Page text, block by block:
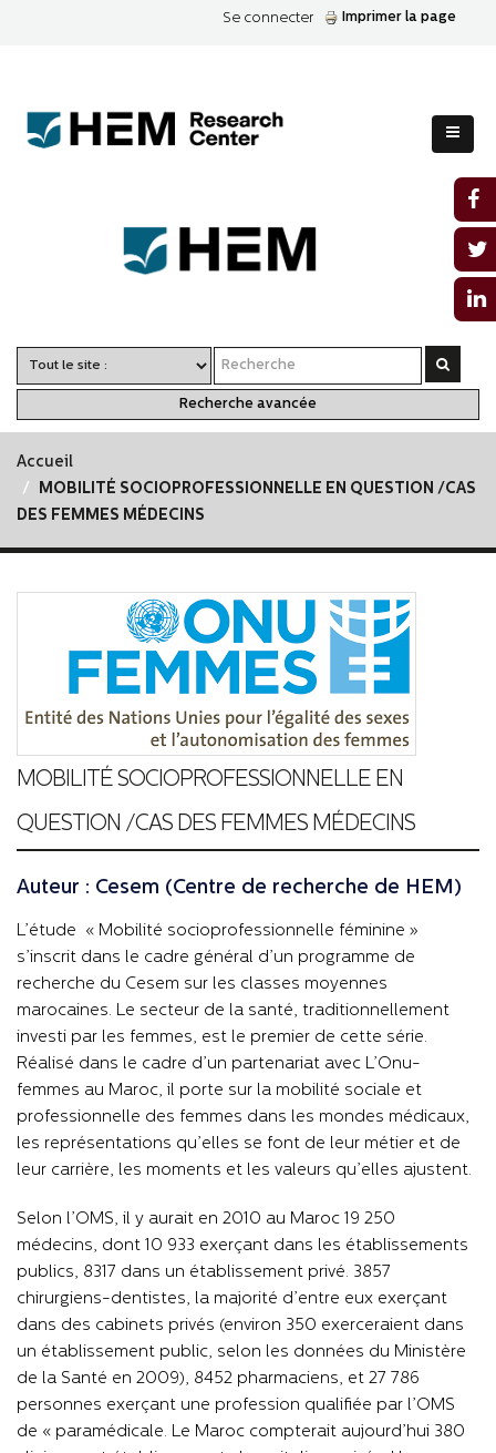
Se connecter Imprimer la page
Recherche avancée
Accueil
MOBILITÉ SOCIOPROFESSIONNELLE EN QUESTION /CAS
DES FEMMES MÉDECINS
MOBILITÉ SOCIOPROFESSIONNELLE EN
QUESTION /CAS DES FEMMES MÉDECINS
Auteur : Cesem (Centre de recherche de HEM)
L’étude « Mobilité socioprofessionnelle féminine »
s’inscrit dans le cadre général d’un programme de
recherche du Cesem sur les classes moyennes
marocaines. Le secteur de la santé, traditionnellement
investi par les femmes, est le premier de cette série.
Réalisé dans le cadre d’un partenariat avec L’Onu-
femmes au Maroc, il porte sur la mobilité sociale et
professionnelle des femmes dans les mondes médicaux,
les représentations qu’elles se font de leur métier et de
leur carrière, les moments et les valeurs qu’elles ajustent.
Selon l’OMS, il y aurait en 2010 au Maroc 19 250
médecins, dont 10 933 exerçant dans les établissements
publics, 8317 dans un établissement privé. 3857
chirurgiens-dentistes, la majorité d’entre eux exerçant
dans des cabinets privés (environ 350 exerceraient dans
un établissement public, selon les données du Ministère
de la Santé en 2009), 8452 pharmaciens, et 27 786
personnes exerçant une profession qualifiée par l’OMS
de « paramédicale. Le Maroc compterait aujourd’hui 380